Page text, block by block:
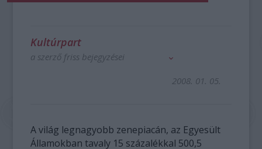
Kultúrpart
a szerző friss bejegyzései
2008. 01. 05.
A világ legnagyobb zenepiacán, az Egyesült
Államokban tavaly 15 százalékkal 500,5